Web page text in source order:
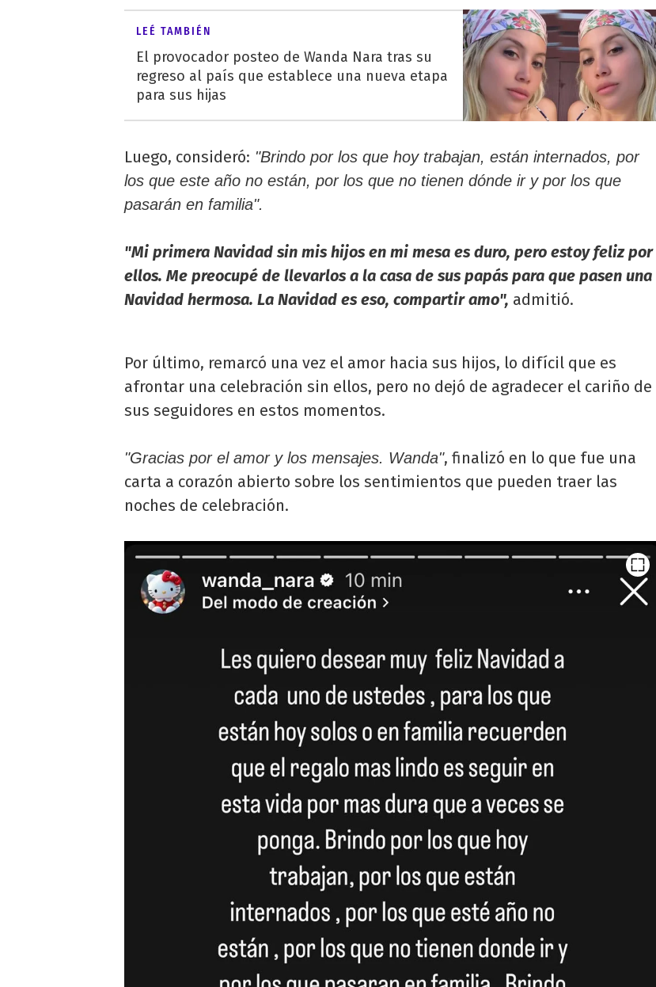
LEÉ TAMBIÉN
El provocador posteo de Wanda Nara tras su
regreso al país que establece una nueva etapa
para sus hijas
Luego, consideró: "Brindo por los que hoy trabajan, están internados, por
los que este año no están, por los que no tienen dónde ir y por los que
pasarán en familia".
"Mi primera Navidad sin mis hijos en mi mesa es duro, pero estoy feliz por
ellos. Me preocupé de llevarlos a la casa de sus papás para que pasen una
Navidad hermosa. La Navidad es eso, compartir amo", admitió.
Por último, remarcó una vez el amor hacia sus hijos, lo difícil que es
afrontar una celebración sin ellos, pero no dejó de agradecer el cariño de
sus seguidores en estos momentos.
"Gracias por el amor y los mensajes. Wanda", finalizó en lo que fue una
carta a corazón abierto sobre los sentimientos que pueden traer las
noches de celebración.